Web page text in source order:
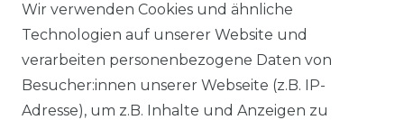
Wir verwenden Cookies und ähnliche
Technologien auf unserer Website und
verarbeiten personenbezogene Daten von
Besucher:innen unserer Webseite (z.B. IP-
Adresse), um z.B. Inhalte und Anzeigen zu